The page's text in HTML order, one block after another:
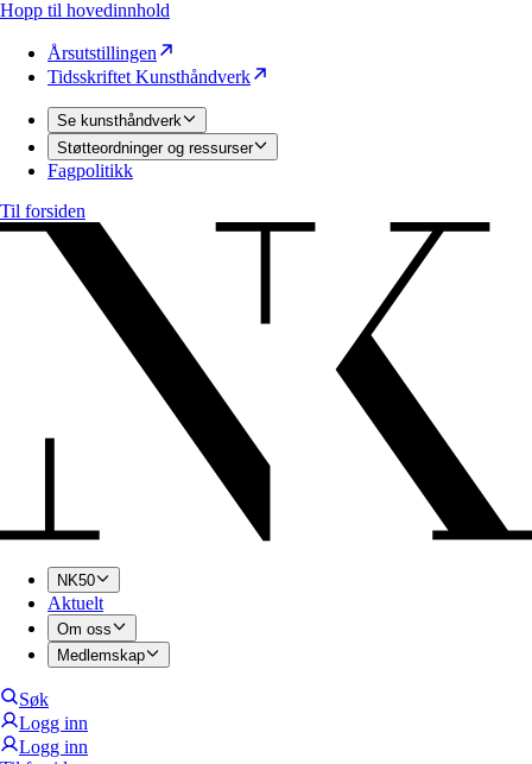
Hopp til hovedinnhold
Årsutstillingen
Tidsskriftet Kunsthåndverk
Se kunsthåndverk
Støtteordninger og ressurser
Fagpolitikk
Til forsiden
NK50
Aktuelt
Om oss
Medlemskap
Søk
Logg inn
Logg inn